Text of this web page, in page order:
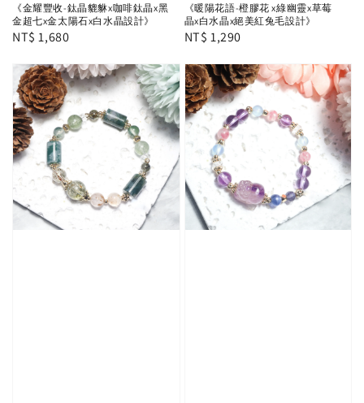
《金耀豐收-鈦晶貔貅x咖啡鈦晶x黑
金超七x金太陽石x白水晶設計》
Regular
NT$ 1,680
《暖陽花語-橙膠花 x綠幽靈x草莓
晶x白水晶x絕美紅兔毛設計》
Regular
NT$ 1,290